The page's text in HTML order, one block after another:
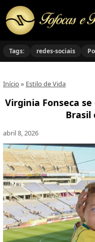
Tags: redes-sociais
Início » Estilo de Vida
Virginia Fonseca
Brasil
abril 8, 2026